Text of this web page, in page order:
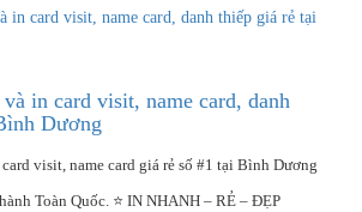
in card visit, name card, danh
Dương
visit, name card giá rẻ số #1 tại Bình Dương
Toàn Quốc. ⭐ IN NHANH – RẺ – ĐẸP